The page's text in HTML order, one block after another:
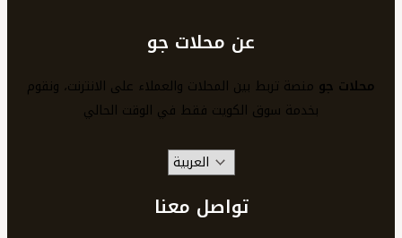
عن محلات جو
محلات جو منصة تربط بين المحلات والعملاء على الانترنت، ونقوم
بخدمة سوق الكويت فقط في الوقت الحالي
تواصل معنا